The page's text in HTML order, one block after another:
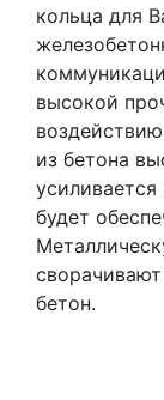
кольца для
высокой
из бетона
будет
бетон.